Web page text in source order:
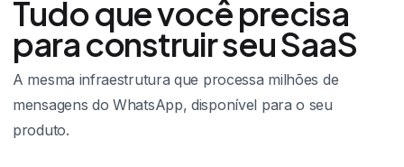
Tudo que você precisa
para construir seu SaaS
A mesma infraestrutura que processa milhões de
mensagens do WhatsApp, disponível para o seu
produto.